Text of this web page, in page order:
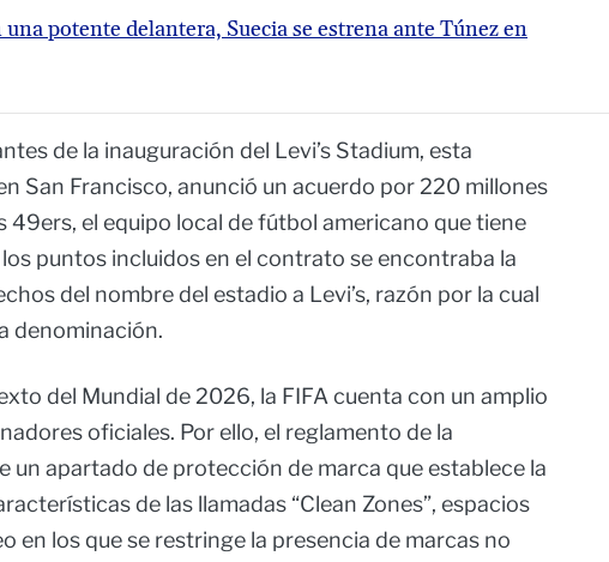
una potente delantera, Suecia se estrena ante Túnez en
de la inauguración del Levi’s Stadium, esta
San Francisco, anunció un acuerdo por 220 millones
49ers, el equipo local de fútbol americano que tiene
los puntos incluidos en el contrato se encontraba la
del nombre del estadio a Levi’s, razón por la cual
denominación.
del Mundial de 2026, la FIFA cuenta con un amplio
oficiales. Por ello, el reglamento de la
un apartado de protección de marca que establece la
de las llamadas “Clean Zones”, espacios
en los que se restringe la presencia de marcas no